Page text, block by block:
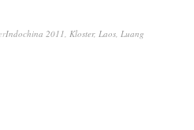
Indochina 2011 Kloster, Laos Luang